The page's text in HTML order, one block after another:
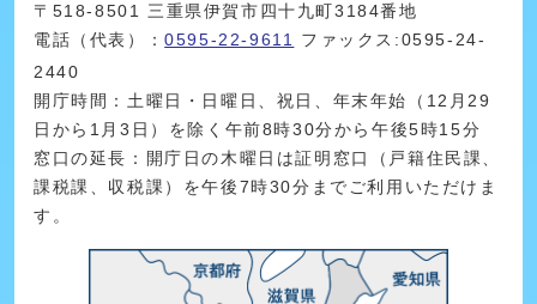
〒518-8501 三重県伊賀市四十九町3184番地
電話（代表）：0595-22-9611
ファックス:0595-24-
2440
開庁時間：土曜日・日曜日、祝日、年末年始（12月29
日から1月3日）を除く午前8時30分から午後5時15分
窓口の延長：開庁日の木曜日は証明窓口（戸籍住民課、
課税課、収税課）を午後7時30分までご利用いただけま
す。